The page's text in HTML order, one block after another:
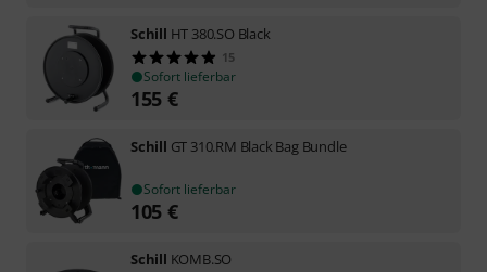
Schill HT 380.SO Black
15
Sofort lieferbar
155 €
Schill GT 310.RM Black Bag Bundle
Sofort lieferbar
105 €
Schill KOMB.SO